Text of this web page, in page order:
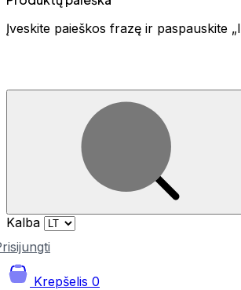
Įveskite paieškos frazę ir paspauskite
Kalba
Krepšelis 0